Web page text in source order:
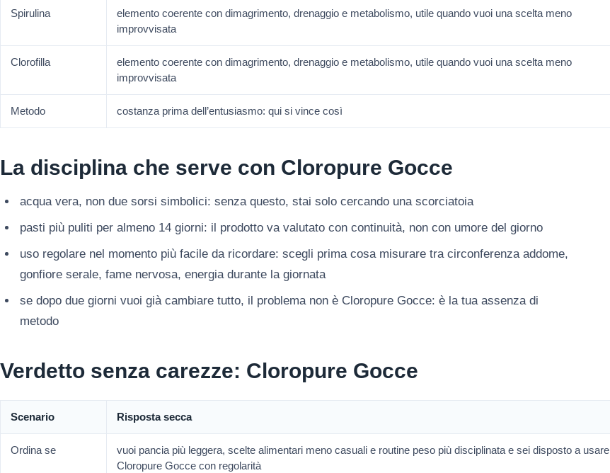
Spirulina
elemento coerente con dimagrimento, drenaggio e metabolismo, utile quando vuoi una scelta meno
improvvisata
Clorofilla
elemento coerente con dimagrimento, drenaggio e metabolismo, utile quando vuoi una scelta meno
improvvisata
Metodo costanza prima dell’entusiasmo: qui si vince così
La disciplina che serve con Cloropure Gocce
acqua vera, non due sorsi simbolici: senza questo, stai solo cercando una scorciatoia
pasti più puliti per almeno 14 giorni: il prodotto va valutato con continuità, non con umore del giorno
uso regolare nel momento più facile da ricordare: scegli prima cosa misurare tra circonferenza addome,
gonfiore serale, fame nervosa, energia durante la giornata
se dopo due giorni vuoi già cambiare tutto, il problema non è Cloropure Gocce: è la tua assenza di
metodo
Verdetto senza carezze: Cloropure Gocce
Scenario Risposta secca
Ordina se
vuoi pancia più leggera, scelte alimentari meno casuali e routine peso più disciplinata e sei disposto a usare
Cloropure Gocce con regolarità